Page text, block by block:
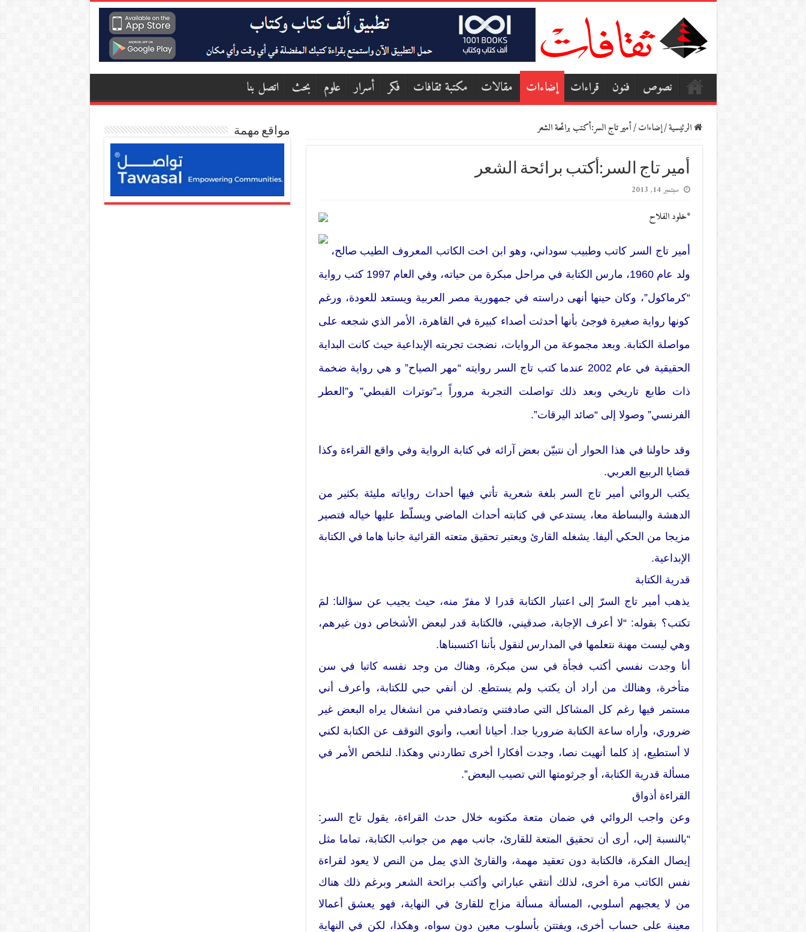
نصوص فنون قراءات إضاءات مقالات مكتبة ثقافات فكر أسرار علوم بحث اتصل بنا
الرئيسية/إضاءات/أمير تاج السر:أكتب برائحة الشعر
أمير تاج السر:أكتب برائحة الشعر
سبتمبر 14, 2013
*خلود الفلاح
أمير تاج السر كاتب وطبيب سوداني، وهو ابن اخت الكاتب المعروف الطيب صالح،
ولد عام 1960، مارس الكتابة في مراحل مبكرة من حياته، وفي العام 1997 كتب رواية
“كرماكول”، وكان حينها أنهى دراسته في جمهورية مصر العربية ويستعد للعودة، ورغم
كونها رواية صغيرة فوجئ بأنها أحدثت أصداء كبيرة في القاهرة، الأمر الذي شجعه على
مواصلة الكتابة. وبعد مجموعة من الروايات، نضجت تجربته الإبداعية حيث كانت البداية
الحقيقية في عام 2002 عندما كتب تاج السر روايته “مهر الصياح” و هي رواية ضخمة
ذات طابع تاريخي وبعد ذلك تواصلت التجربة مروراً بـ”توترات القبطي” و”العطر
الفرنسي” وصولا إلى “صائد اليرقات”.
وقد حاولنا في هذا الحوار أن نتبيّن بعض آرائه في كتابة الرواية وفي واقع القراءة وكذا
قضايا الربيع العربي.
يكتب الروائي أمير تاج السر بلغة شعرية تأتي فيها أحداث رواياته مليئة بكثير من
الدهشة والبساطة معا، يستدعي في كتابته أحداث الماضي ويسلّط عليها خياله فتصير
مزيجا من الحكي أليفا. يشغله القارئ ويعتبر تحقيق متعته القرائية جانبا هاما في الكتابة
الإبداعية.
قدرية الكتابة
يذهب أمير تاج السرّ إلى اعتبار الكتابة قدرا لا مفرّ منه، حيث يجيب عن سؤالنا: لمَ
تكتب؟ بقوله: “لا أعرف الإجابة، صدقيني، فالكتابة قدر لبعض الأشخاص دون غيرهم،
وهي ليست مهنة نتعلمها في المدارس لنقول بأننا اكتسبناها.
أنا وجدت نفسي أكتب فجأة في سن مبكرة، وهناك من وجد نفسه كاتبا في سن
متأخرة، وهنالك من أراد أن يكتب ولم يستطع. لن أنفي حبي للكتابة، وأعرف أني
مستمر فيها رغم كل المشاكل التي صادفتني وتصادفني من انشغال يراه البعض غير
ضروري، وأراه ساعة الكتابة ضروريا جدا. أحيانا أتعب، وأنوي التوقف عن الكتابة لكني
لا أستطيع، إذ كلما أنهيت نصا، وجدت أفكارا أخرى تطاردني وهكذا. لنلخص الأمر في
مسألة قدرية الكتابة، أو جرثومتها التي تصيب البعض”.
القراءة أذواق
وعن واجب الروائي في ضمان متعة مكتوبه خلال حدث القراءة، يقول تاج السر:
“بالنسبة إلي، أرى أن تحقيق المتعة للقارئ، جانب مهم من جوانب الكتابة، تماما مثل
إيصال الفكرة، فالكتابة دون تعقيد مهمة، والقارئ الذي يمل من النص لا يعود لقراءة
نفس الكاتب مرة أخرى، لذلك أنتقي عباراتي وأكتب برائحة الشعر وبرغم ذلك هناك
من لا يعجبهم أسلوبي، المسألة مسألة مزاج للقارئ في النهاية، فهو يعشق أعمالا
معينة على حساب أخرى، ويفتتن بأسلوب معين دون سواه، وهكذا، لكن في النهاية
مواقع مهمة